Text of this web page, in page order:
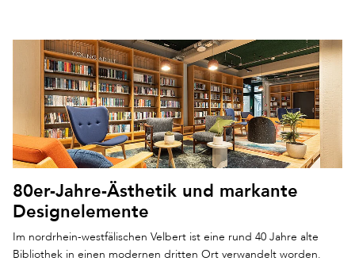
80er-Jahre-Ästhetik und markante
Designelemente
Im nordrhein-westfälischen Velbert ist eine rund 40 Jahre alte
Bibliothek in einen modernen dritten Ort verwandelt worden.